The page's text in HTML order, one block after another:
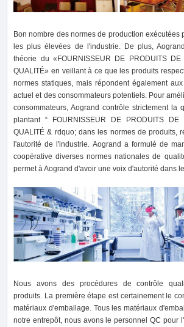
Bon nombre des normes de production exécutées
les plus élevées de l'industrie. De plus,
théorie du «FOURNISSEUR DE PRODUITS DE
QUALITÉ» en veillant à ce que les produits
normes statiques, mais répondent également
actuel et des consommateurs potentiels. Pour
consommateurs, Aogrand contrôle strictement la
plantant “ FOURNISSEUR DE PRODUITS DE
QUALITÉ & rdquo; dans les normes de produits,
l'autorité de l'industrie. Aogrand a formulé de
coopérative diverses normes nationales de
permet à Aogrand d'avoir une voix d'autorité dans
Nous avons des procédures de contrôle
produits. La première étape est certainement le
matériaux d'emballage. Tous les matériaux
notre entrepôt, nous avons le personnel QC pour